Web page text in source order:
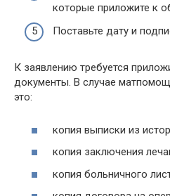
которые приложите к
Поставьте дату и
К заявлению требуется
документы. В случае
это:
копия выписки из
копия заключения
копия больничного